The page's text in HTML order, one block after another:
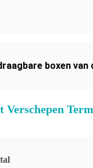
boxen van
Verschepen